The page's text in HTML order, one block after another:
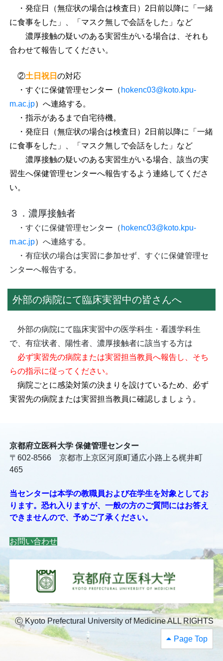
・発症日（無症状の場合は検査日）2日前以降に「一緒
に食事をした」、「マスク無しで会話をした」など
濃厚接触の疑いのある実習生がいる場合は、それも
合わせて報告してください。
②土日祝日 の対応
・すぐに保健管理センター（ hokenc03@koto.kpu-
m.ac.jp）へ連絡する。
・指示があるまで自宅待機。
・発症日（無症状の場合は検査日）2日前以降に「一緒
に食事をした」、「マスク無しで会話をした」など
濃厚接触の疑いのある実習生がいる場合、 該当の実
習生へ保健管理センターへ報告するよう連絡してくださ
い。
３． 濃厚接触者
・すぐに保健管理センター（ hokenc03@koto.kpu-
m.ac.jp）へ連絡する。
・有症状の場合は実習に参加せず、すぐに保健管理セ
ンターへ報告する。
外部の病院にて臨床実習中の皆さんへ
外部の病院にて臨床実習中の医学科生・看護学科生
で、有症状者、陽性者、濃厚接触者に該当する方は
必ず実習先の病院または実習担当教員へ報告し、そち
らの指示に従ってください。
病院ごとに感染対策の決まりを設けているため、必ず
実習先の病院または実習担当教員に確認しましょう。
Page Top
京都府立医科大学 保健管理センター
〒602-8566 京都市上京区河原町通広小路上る梶井町
465
当センターは本学の教職員および在学生を対象としてお
ります。恐れ入りますが、一般の方のご質問にはお答え
できませんので、予めご了承ください。
お問い合わせ
Ⓒ Kyoto Prefectural University of Medicine ALL RIGHTS